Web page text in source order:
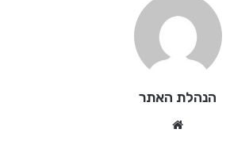
הנהלת האתר